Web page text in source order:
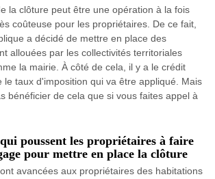
la clôture peut être une opération à la fois
coûteuse pour les propriétaires. De ce fait,
a décidé de mettre en place des
allouées par les collectivités territoriales
la mairie. À côté de cela, il y a le crédit
le taux d'imposition qui va être appliqué. Mais
bénéficier de cela que si vous faites appel à
poussent les propriétaires à faire
pour mettre en place la clôture
avancées aux propriétaires des habitations